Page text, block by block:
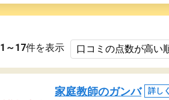
1～17件を表示
家庭教師のガンバ 詳し